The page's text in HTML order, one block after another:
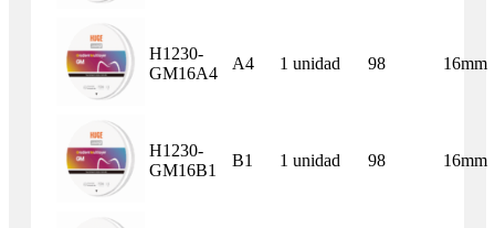
H1230-
GM16A4
A4 1 unidad 98 16mm
H1230-
GM16B1
B1 1 unidad 98 16mm